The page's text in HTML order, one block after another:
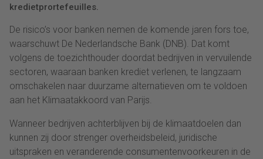
kredietprortefeuilles.
De risico’s voor banken nemen de komende jaren fors toe,
waarschuwt De Nederlandsche Bank (DNB). Dat komt
volgens de toezichthouder doordat bedrijven in vervuilende
sectoren, waaraan banken krediet verlenen, te langzaam
omschakelen naar duurzame alternatieven om te voldoen
aan het Klimaatakkoord van Parijs.
Wanneer bedrijven achterblijven bij de klimaatdoelen dan
kunnen zij door strenger overheidsbeleid, juridische
uitspraken en veranderende consumentenvoorkeuren in de